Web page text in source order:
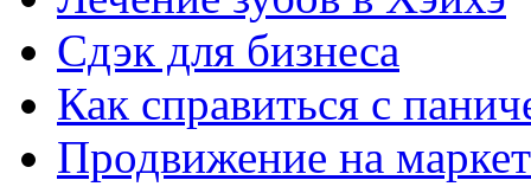
Сдэк для бизнеса
Как справиться с
Продвижение на